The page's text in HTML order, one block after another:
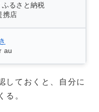
ふるさと納税
携店
au
しておくと、自分に
る。